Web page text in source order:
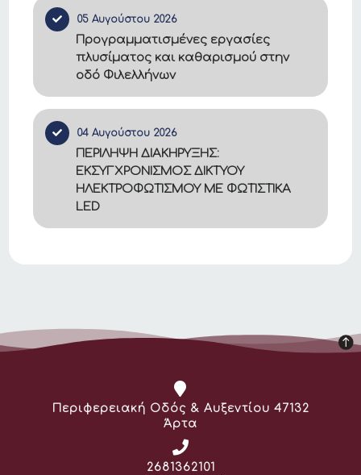
05 Αυγούστου 2026
Προγραμματισμένες εργασίες
πλυσίματος και καθαρισμού στην
οδό Φιλελλήνων
04 Αυγούστου 2026
ΠΕΡΙΛΗΨΗ ΔΙΑΚΗΡΥΞΗΣ:
ΕΚΣΥΓΧΡΟΝΙΣΜΟΣ ΔΙΚΤΥΟΥ
ΗΛΕΚΤΡΟΦΩΤΙΣΜΟΥ ΜΕ ΦΩΤΙΣΤΙΚΑ
LED
Διεύθυνση:
Περιφερειακή Οδός & Αυξεντίου 47132
Άρτα
Τηλέφωνο:
2681362101